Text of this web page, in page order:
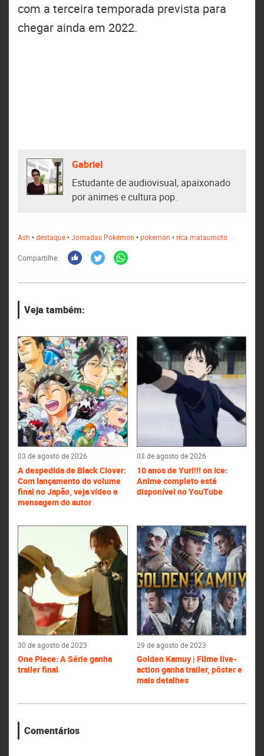
com a terceira temporada prevista para
chegar ainda em 2022.
Gabriel
Estudante de audiovisual, apaixonado
por animes e cultura pop.
Ash •destaque•Jornadas Pokémon •pokemon •rica matsumoto
Compartilhe:
Veja também:
03 de agosto de 2026
A despedida de Black Clover:
Com lançamento do volume
final no Japão, veja vídeo e
mensagem do autor
03 de agosto de 2026
10 anos de Yuri!!! on Ice:
Anime completo está
disponível no YouTube
30 de agosto de 2023
One Piece: A Série ganha
trailer final
29 de agosto de 2023
Golden Kamuy | Filme live-
action ganha trailer, pôster e
mais detalhes
Comentários